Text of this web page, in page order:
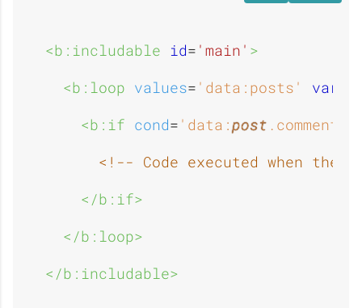
<b:includable id= 'main' >
<b:loop values= 'data:posts' var
<b:if cond= 'data:post
<!-- Code executed when
</b:if>
</b:loop>
</b:includable>